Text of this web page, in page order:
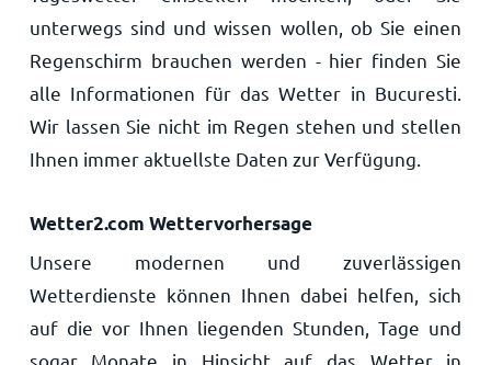
unterwegs sind und wissen wollen, ob Sie einen
Regenschirm brauchen werden - hier finden Sie
alle Informationen für das Wetter in Bucuresti.
Wir lassen Sie nicht im Regen stehen und stellen
Ihnen immer aktuellste Daten zur Verfügung.
Wetter2.com Wettervorhersage
Unsere modernen und zuverlässigen
Wetterdienste können Ihnen dabei helfen, sich
auf die vor Ihnen liegenden Stunden, Tage und
sogar Monate in Hinsicht auf das Wetter in